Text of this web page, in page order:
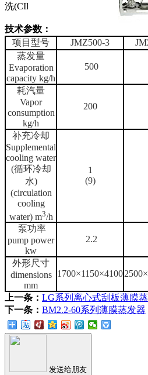
洗(CIP)。
技术参数：
项目型号
JMZ500-3
蒸发量
Evaporation
capacity kg/h
500
耗汽量
Vapor
consumption
kg/h
200
补充冷却
Supplemental
cooling water
(循环冷却
水)
(circulation
cooling
water) m3/h
1
(9)
泵功率
pump power
kw
2.2
外形尺寸
dimensions
mm
1700×1150×4100
上一条： LG系列离心式刮板薄膜
下一条： BM2.2-60系列薄膜蒸发器
发送给朋友